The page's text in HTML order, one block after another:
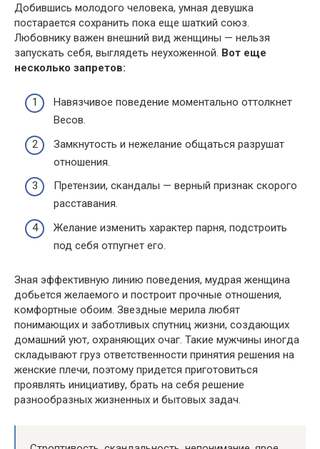
Добившись молодого человека, умная девушка
постарается сохранить пока еще шаткий союз.
Любовнику важен внешний вид женщины — нельзя
запускать себя, выглядеть неухоженной. Вот еще
несколько запретов:
Навязчивое поведение моментально оттолкнет
Весов.
Замкнутость и нежелание общаться разрушат
отношения.
Претензии, скандалы — верный признак скорого
расставания.
Желание изменить характер парня, подстроить
под себя отпугнет его.
Зная эффективную линию поведения, мудрая женщина
добьется желаемого и построит прочные отношения,
комфортные обоим. Звездные мерила любят
понимающих и заботливых спутниц жизни, создающих
домашний уют, охраняющих очаг. Такие мужчины иногда
складывают груз ответственности принятия решения на
женские плечи, поэтому придется приготовиться
проявлять инициативу, брать на себя решение
разнообразных жизненных и бытовых задач.